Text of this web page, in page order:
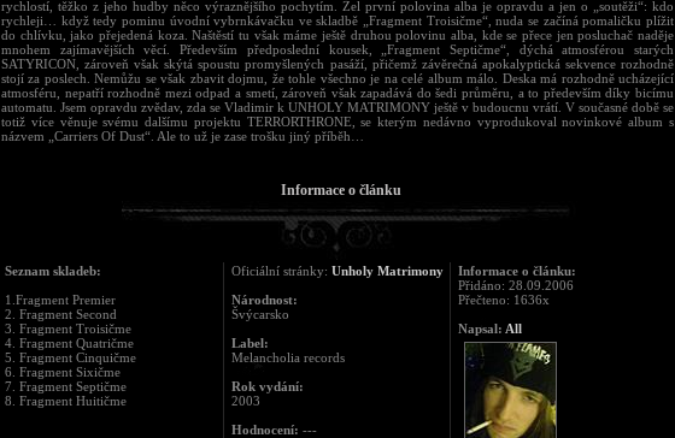
rychlostí, těžko z jeho hudby něco výraznějšího pochytím. Žel první polovina alba je opravdu a jen o „soutěži“: kdo
rychleji… když tedy pominu úvodní vybrnkávačku ve skladbě „Fragment Troisičme“, nuda se začíná pomaličku plížit
do chlívku, jako přejedená koza. Naštěstí tu však máme ještě druhou polovinu alba, kde se přece jen posluchač naděje
mnohem zajímavějších věcí. Především předposlední kousek, „Fragment Septičme“, dýchá atmosférou starých
SATYRICON, zároveň však skýtá spoustu promyšlených pasáží, přičemž závěrečná apokalyptická sekvence rozhodně
stojí za poslech. Nemůžu se však zbavit dojmu, že tohle všechno je na celé album málo. Deska má rozhodně ucházející
atmosféru, nepatří rozhodně mezi odpad a smetí, zároveň však zapadává do šedi průměru, a to především díky bicímu
automatu. Jsem opravdu zvědav, zda se Vladimir k UNHOLY MATRIMONY ještě v budoucnu vrátí. V současné době se
totiž více věnuje svému dalšímu projektu TERRORTHRONE, se kterým nedávno vyprodukoval novinkové album s
názvem „Carriers Of Dust“. Ale to už je zase trošku jiný příběh…
Informace o článku
Seznam skladeb:
1.Fragment Premier
2. Fragment Second
3. Fragment Troisičme
4. Fragment Quatričme
5. Fragment Cinquičme
6. Fragment Sixičme
7. Fragment Septičme
8. Fragment Huitičme
Oficiální stránky: Unholy Matrimony
Národnost:
Švýcarsko
Label:
Melancholia records
Rok vydání:
2003
Hodnocení: ---
Informace o článku:
Přidáno: 28.09.2006
Přečteno: 1636x
Napsal: All